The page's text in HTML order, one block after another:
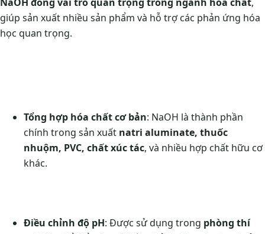
giúp sản xuất nhiều sản phẩm và hỗ trợ các phản ứng hóa
học quan trọng.
Tổng hợp hóa chất cơ bản: NaOH là thành phần
chính trong sản xuất natri aluminate, thuốc
nhuộm, PVC, chất xúc tác, và nhiều hợp chất hữu cơ
khác.
Điều chỉnh độ pH: Được sử dụng trong phòng thí